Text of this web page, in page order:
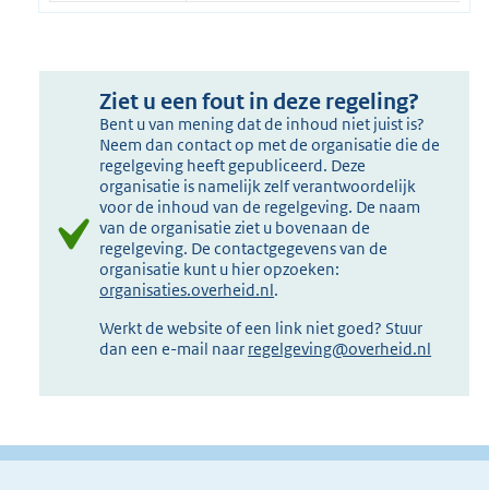
Ziet u een fout in deze regeling?
Bent u van mening dat de inhoud niet juist is?
Neem dan contact op met de organisatie die de
regelgeving heeft gepubliceerd. Deze
organisatie is namelijk zelf verantwoordelijk
voor de inhoud van de regelgeving. De naam
van de organisatie ziet u bovenaan de
regelgeving. De contactgegevens van de
organisatie kunt u hier opzoeken:
organisaties.overheid.nl.
Werkt de website of een link niet goed? Stuur
dan een e-mail naar regelgeving@overheid.nl